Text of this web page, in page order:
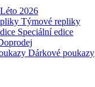
Léto 2026
Týmové repliky
Speciální edice
Dárkové poukazy